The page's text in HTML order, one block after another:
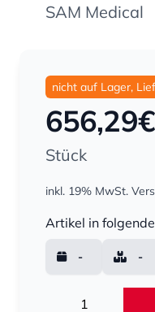
SAM Medical
nicht auf Lager,
656,29
Stück
inkl. 19% MwSt.
Artikel in
- -